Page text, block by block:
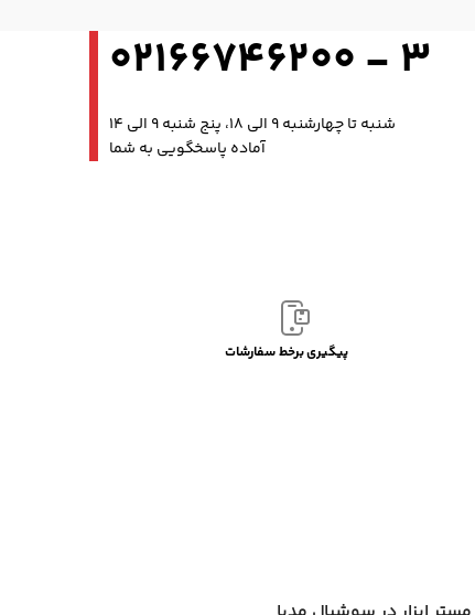
3 - 02166746200
شنبه تا چهارشنبه 9 الی 18، پنج شنبه 9 الی 14
آماده پاسخگویی به شما
پیگیری برخط سفارشات